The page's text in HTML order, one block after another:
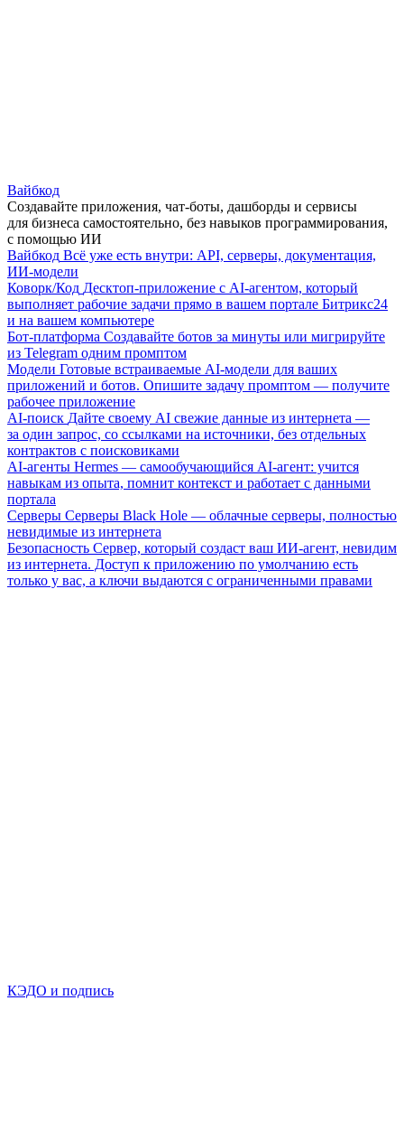
Вайбкод
Создавайте приложения, чат-боты, дашборды и сервисы
для бизнеса самостоятельно, без навыков программирования,
с помощью ИИ
Вайбкод Всё уже есть внутри: API, серверы, документация,
ИИ-модели
Коворк/Код Десктоп-приложение с AI-агентом, который
выполняет рабочие задачи прямо в вашем портале Битрикс24
и на вашем компьютере
Бот-платформа Создавайте ботов за минуты или мигрируйте
из Telegram одним промптом
Модели Готовые встраиваемые AI-модели для ваших
приложений и ботов. Опишите задачу промптом — получите
рабочее приложение
AI-поиск Дайте своему AI свежие данные из интернета —
за один запрос, со ссылками на источники, без отдельных
контрактов с поисковиками
AI-агенты Hermes — самообучающийся AI-агент: учится
навыкам из опыта, помнит контекст и работает с данными
портала
Серверы Серверы Black Hole — облачные серверы, полностью
невидимые из интернета
Безопасность Сервер, который создаст ваш ИИ-агент, невидим
из интернета. Доступ к приложению по умолчанию есть
только у вас, а ключи выдаются с ограниченными правами
КЭДО и подпись